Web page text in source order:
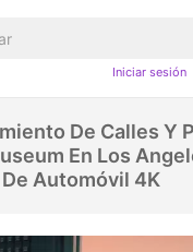
Iniciar sesión
De Calles Y
En Los
Automóvil 4K